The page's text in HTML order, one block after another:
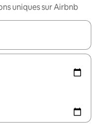
uniques sur Airbnb
utilisez les flèches vers le